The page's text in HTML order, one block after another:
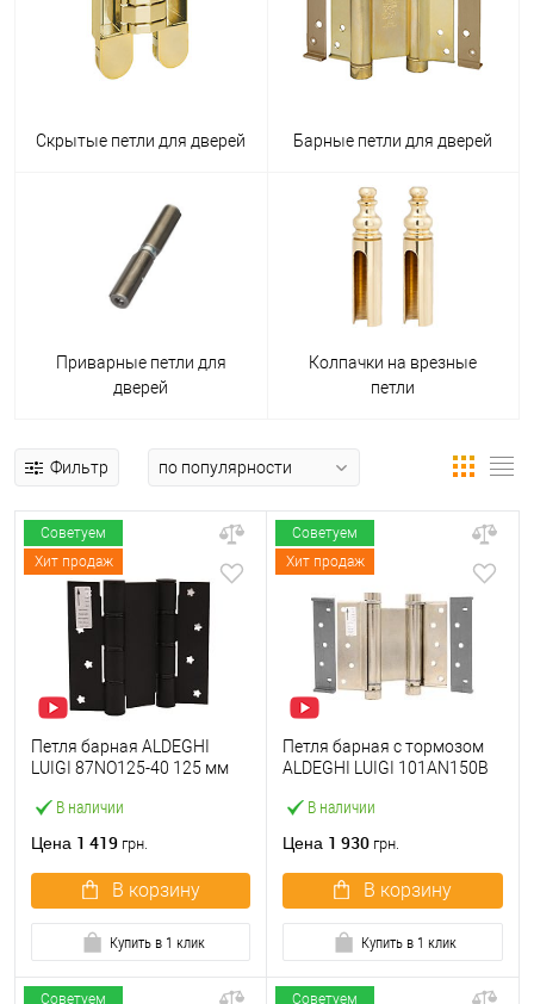
Скрытые петли для дверей Барные петли для дверей
Приварные петли для
дверей
Колпачки на врезные
петли
Фильтр
Советуем
Хит продаж
В наличии
Петля барная ALDEGHI
LUIGI 87NO125-40 125 мм
Цена 1 419 грн.
В корзину
Купить в 1 клик
Советуем
Хит продаж
В наличии
Петля барная с тормозом
ALDEGHI LUIGI 101AN150B
Цена 1 930 грн.
В корзину
Купить в 1 клик
Советуем
Советуем